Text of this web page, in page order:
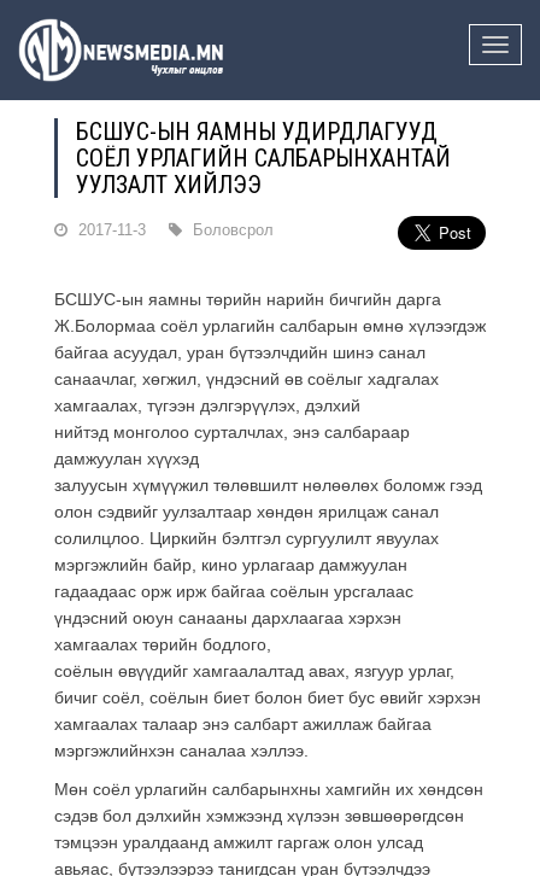
Toggle
БСШУС-ЫН ЯАМНЫ УДИРДЛАГУУД
СОЁЛ УРЛАГИЙН САЛБАРЫНХАНТАЙ
УУЛЗАЛТ ХИЙЛЭЭ
2017-11-3 Боловсрол
БСШУС-ын яамны төрийн нарийн бичгийн дарга
Ж.Болормаа соёл урлагийн салбарын өмнө хүлээгдэж
байгаа асуудал, уран бүтээлчдийн шинэ санал
санаачлаг, хөгжил, үндэсний өв соёлыг хадгалах
хамгаалах, түгээн дэлгэрүүлэх, дэлхий
нийтэд монголоо сурталчлах, энэ салбараар
дамжуулан хүүхэд
залуусын хүмүүжил төлөвшилт нөлөөлөх боломж гээд
олон сэдвийг уулзалтаар хөндөн ярилцаж санал
солилцлоо. Циркийн бэлтгэл сургуулилт явуулах
мэргэжлийн байр, кино урлагаар дамжуулан
гадаадаас орж ирж байгаа соёлын урсгалаас
үндэсний оюун санааны дархлаагаа хэрхэн
хамгаалах төрийн бодлого,
соёлын өвүүдийг хамгаалалтад авах, язгуур урлаг,
бичиг соёл, соёлын биет болон биет бус өвийг хэрхэн
хамгаалах талаар энэ салбарт ажиллаж байгаа
мэргэжлийнхэн саналаа хэллээ.
Мөн соёл урлагийн салбарынхны хамгийн их хөндсөн
сэдэв бол дэлхийн хэмжээнд хүлээн зөвшөөрөгдсөн
тэмцээн уралдаанд амжилт гаргаж олон улсад
авьяас, бүтээлээрээ танигдсан уран бүтээлчдээ